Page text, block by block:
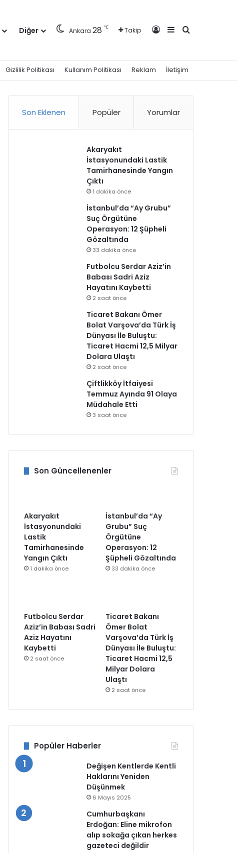
Diğer Ankara 28 ℃ Takip Kayıt OlKenar Bölmesi
Arama yap
Gizlilik Politikası Kullanım Politikası Reklam İletişim
Son Eklenen Popüler Yorumlar
Akaryakıt
İstasyonundaki Lastik
Tamirhanesinde Yangın
Çıktı
1 dakika önce
İstanbul’da “Ay Grubu”
Suç Örgütüne
Operasyon: 12 Şüpheli
Gözaltında
33 dakika önce
Futbolcu Serdar Aziz’in
Babası Sadri Aziz
Hayatını Kaybetti
2 saat önce
Ticaret Bakanı Ömer
Bolat Varşova’da Türk İş
Dünyası İle Buluştu:
Ticaret Hacmi 12,5 Milyar
Dolara Ulaştı
2 saat önce
Çiftlikköy İtfaiyesi
Temmuz Ayında 91 Olaya
Müdahale Etti
3 saat önce
Son Güncellenenler
Akaryakıt
İstasyonundaki
Lastik
Tamirhanesinde
Yangın Çıktı
1 dakika önce
İstanbul’da “Ay
Grubu” Suç
Örgütüne
Operasyon: 12
Şüpheli Gözaltında
33 dakika önce
Futbolcu Serdar
Aziz’in Babası Sadri
Aziz Hayatını
Kaybetti
2 saat önce
Ticaret Bakanı
Ömer Bolat
Varşova’da Türk İş
Dünyası İle Buluştu:
Ticaret Hacmi 12,5
Milyar Dolara
Ulaştı
2 saat önce
Popüler Haberler
Değişen Kentlerde Kentli
Haklarını Yeniden
Düşünmek
6 Mayıs 2025
Cumhurbaşkanı
Erdoğan: Eline mikrofon
alıp sokağa çıkan herkes
gazeteci değildir